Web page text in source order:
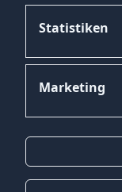
Statistiken
Marketing